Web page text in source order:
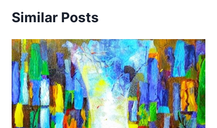
Similar Posts